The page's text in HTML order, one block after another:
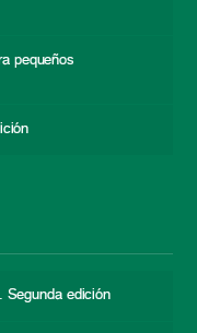
pequeños
Segunda edición